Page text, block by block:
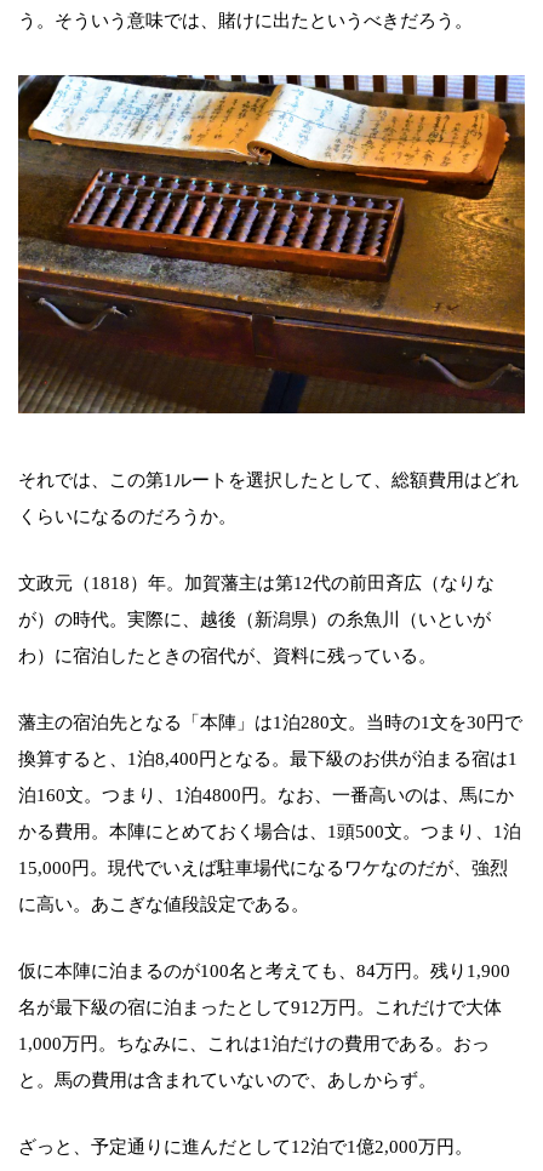
う。そういう意味では、賭けに出たというべきだろう。
それでは、この第1ルートを選択したとして、総額費用はどれ
くらいになるのだろうか。
文政元（1818）年。加賀藩主は第12代の前田斉広（なりな
が）の時代。実際に、越後（新潟県）の糸魚川（いといが
わ）に宿泊したときの宿代が、資料に残っている。
藩主の宿泊先となる「本陣」は1泊280文。当時の1文を30円で
換算すると、1泊8,400円となる。最下級のお供が泊まる宿は1
泊160文。つまり、1泊4800円。なお、一番高いのは、馬にか
かる費用。本陣にとめておく場合は、1頭500文。つまり、1泊
15,000円。現代でいえば駐車場代になるワケなのだが、強烈
に高い。あこぎな値段設定である。
仮に本陣に泊まるのが100名と考えても、84万円。残り1,900
名が最下級の宿に泊まったとして912万円。これだけで大体
1,000万円。ちなみに、これは1泊だけの費用である。おっ
と。馬の費用は含まれていないので、あしからず。
ざっと、予定通りに進んだとして12泊で1億2,000万円。